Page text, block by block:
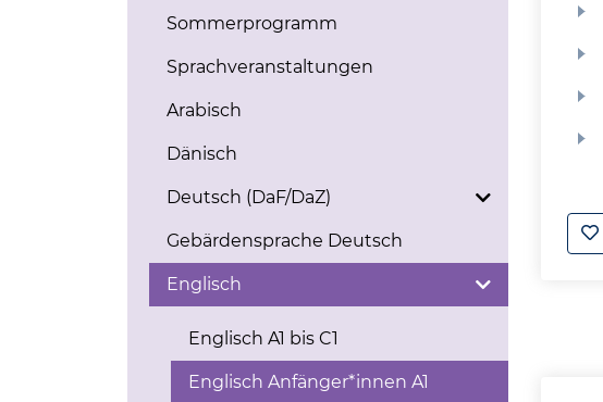
Sommerprogramm
Sprachveranstaltungen
Arabisch
Dänisch
Deutsch (DaF/DaZ)
Gebärdensprache Deutsch
Englisch
Englisch A1 bis C1
Englisch Anfänger*innen A1